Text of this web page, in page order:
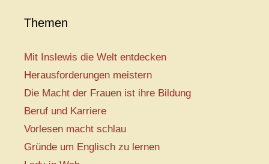
Themen
Mit Inslewis die Welt entdecken
Herausforderungen meistern
Die Macht der Frauen ist ihre Bildung
Beruf und Karriere
Vorlesen macht schlau
Gründe um Englisch zu lernen